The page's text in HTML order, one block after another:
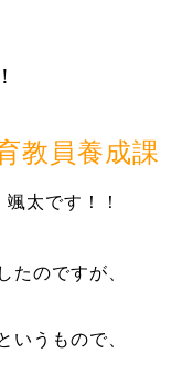
教員養成課
太です！！
たのですが、
いうもので、